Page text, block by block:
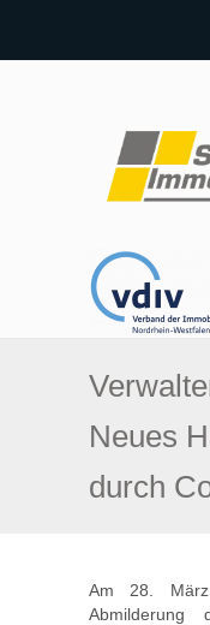
Neues
durch
Am 28.
Abmilderung